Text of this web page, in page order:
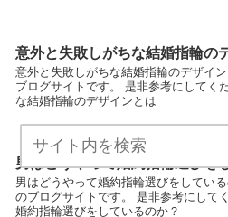
意外と失敗しがちな結婚指輪の
意外と失敗しがちな結婚指輪のデザイ
ブログサイトです。 是非参考にしてく
な結婚指輪のデザインとは
男はどうやって婚約指輪選びを
男はどうやって婚約指輪選びをしてい
のブログサイトです。 是非参考にして
婚約指輪選びをしているのか？